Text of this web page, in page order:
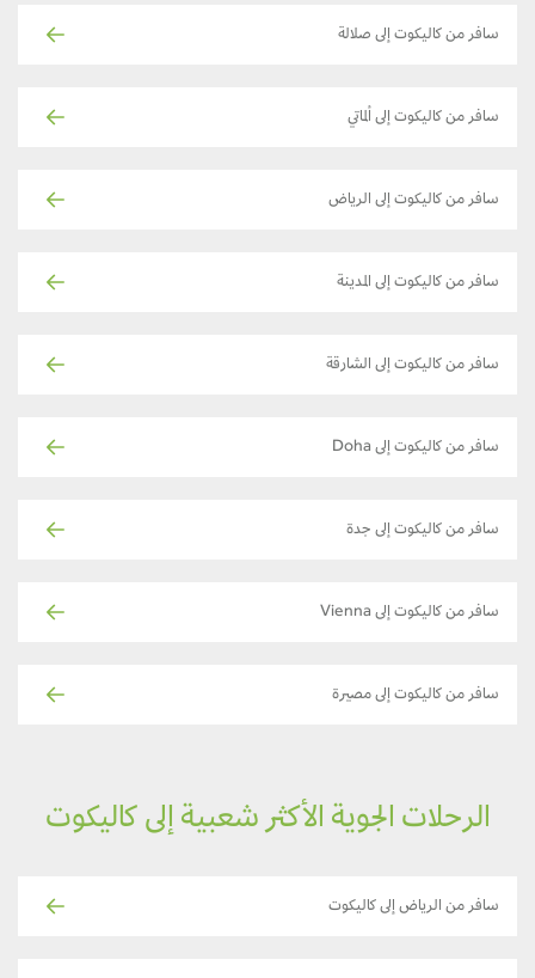
سافر من كاليكوت إلى صلالة
سافر من كاليكوت إلى ألماتي
سافر من كاليكوت إلى الرياض
سافر من كاليكوت إلى المدينة
سافر من كاليكوت إلى الشارقة
سافر من كاليكوت إلى Doha
سافر من كاليكوت إلى جدة
سافر من كاليكوت إلى Vienna
سافر من كاليكوت إلى مصيرة
الرحلات الجوية الأكثر شعبية إلى كاليكوت
سافر من الرياض إلى كاليكوت